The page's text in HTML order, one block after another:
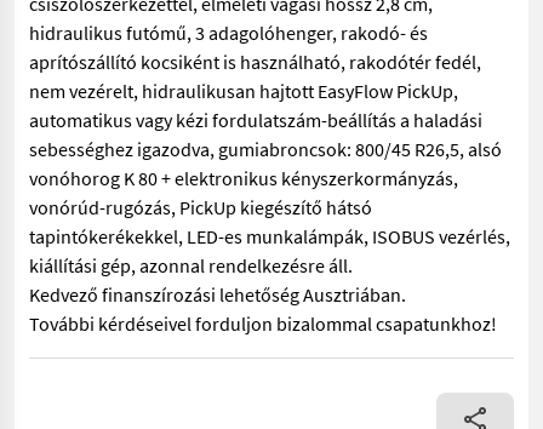
hidraulikus futómű, 3 adagolóhenger, rakodó- és
aprítószállító kocsiként is használható, rakodótér fedél,
nem vezérelt, hidraulikusan hajtott EasyFlow PickUp,
automatikus vagy kézi fordulatszám-beállítás a haladási
sebességhez igazodva, gumiabroncsok: 800/45 R26,5, alsó
vonóhorog K 80 + elektronikus kényszerkormányzás,
vonórúd-rugózás, PickUp kiegészítő hátsó
tapintókerékekkel, LED-es munkalámpák, ISOBUS vezérlés,
kiállítási gép, azonnal rendelkezésre áll.
Kedvező finanszírozási lehetőség Ausztriában.
További kérdéseivel forduljon bizalommal csapatunkhoz!
Krone RX OptiGrass 28 nagy teljesítményű, rövid vágású